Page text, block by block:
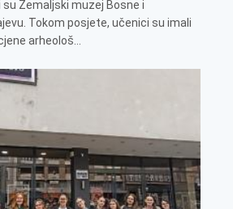
Zemaljski muzej Bosne i
Tokom posjete, učenici su imali
arheološ...